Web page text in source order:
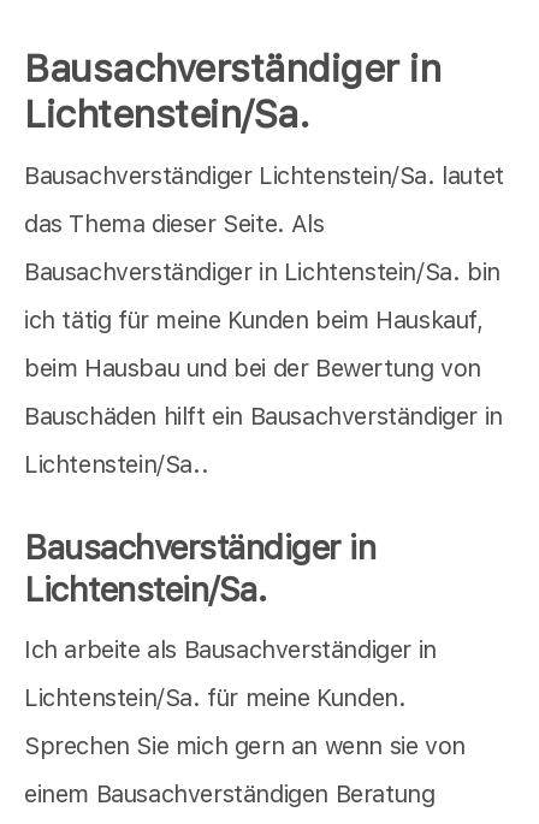
Bausachverständiger in
Lichtenstein/Sa.
Bausachverständiger Lichtenstein/Sa. lautet
das Thema dieser Seite. Als
Bausachverständiger in Lichtenstein/Sa. bin
ich tätig für meine Kunden beim Hauskauf,
beim Hausbau und bei der Bewertung von
Bauschäden hilft ein Bausachverständiger in
Lichtenstein/Sa..
Bausachverständiger in
Lichtenstein/Sa.
Ich arbeite als Bausachverständiger in
Lichtenstein/Sa. für meine Kunden.
Sprechen Sie mich gern an wenn sie von
einem Bausachverständigen Beratung